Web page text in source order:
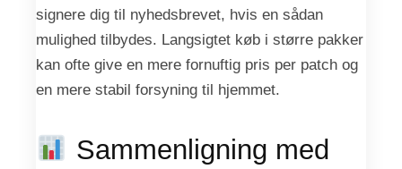
signere dig til nyhedsbrevet, hvis en sådan
mulighed tilbydes. Langsigtet køb i større pakker
kan ofte give en mere fornuftig pris per patch og
en mere stabil forsyning til hjemmet.
Sammenligning med